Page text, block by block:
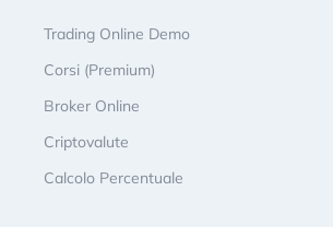
Trading Online Demo
Corsi (Premium)
Broker Online
Criptovalute
Calcolo Percentuale